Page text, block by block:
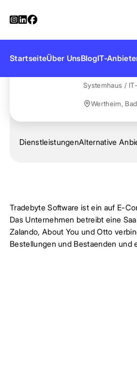
StartseiteÜber UnsBlogIT-
Startseite
Systemhaus /
Wertheim,
DienstleistungenAlternative
Tradebyte Software ist ein auf E-
Das Unternehmen betreibt eine
Zalando, About You und Otto
Bestellungen und Bestaenden